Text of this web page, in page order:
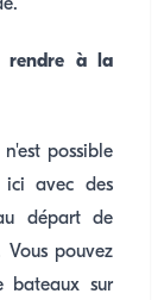
rendre à la
possible
ici avec des
départ de
pouvez
bateaux sur